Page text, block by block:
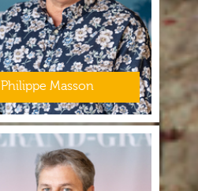
Philippe Masson